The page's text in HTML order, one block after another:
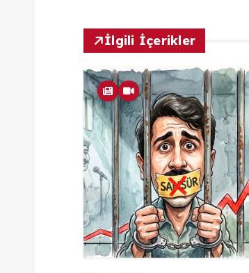
İlgili İçerikler